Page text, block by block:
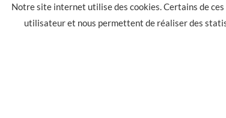
Notre site internet utilise des cookies. Certains de
utilisateur et nous permettent de réaliser des